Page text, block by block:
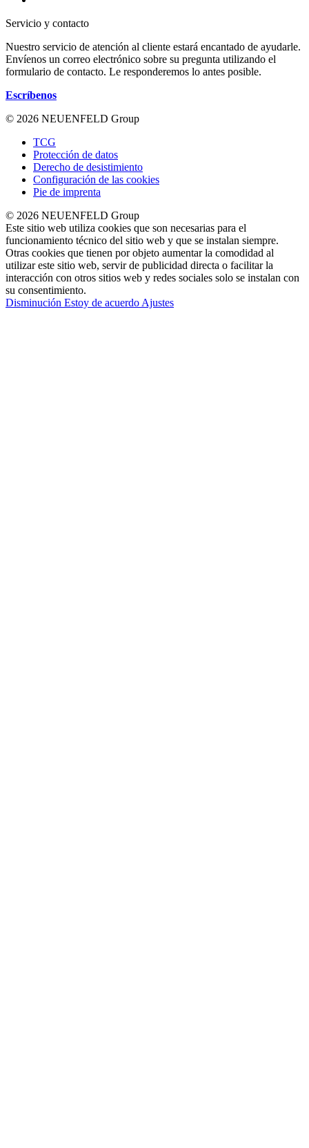
Servicio y contacto
Nuestro servicio de atención al cliente estará encantado de ayudarle.
Envíenos un correo electrónico sobre su pregunta utilizando el
formulario de contacto. Le responderemos lo antes posible.
Escríbenos
© 2026 NEUENFELD Group
TCG
Protección de datos
Derecho de desistimiento
Configuración de las cookies
Pie de imprenta
© 2026 NEUENFELD Group
Este sitio web utiliza cookies que son necesarias para el
funcionamiento técnico del sitio web y que se instalan siempre.
Otras cookies que tienen por objeto aumentar la comodidad al
utilizar este sitio web, servir de publicidad directa o facilitar la
interacción con otros sitios web y redes sociales solo se instalan con
su consentimiento.
Disminución Estoy de acuerdo Ajustes